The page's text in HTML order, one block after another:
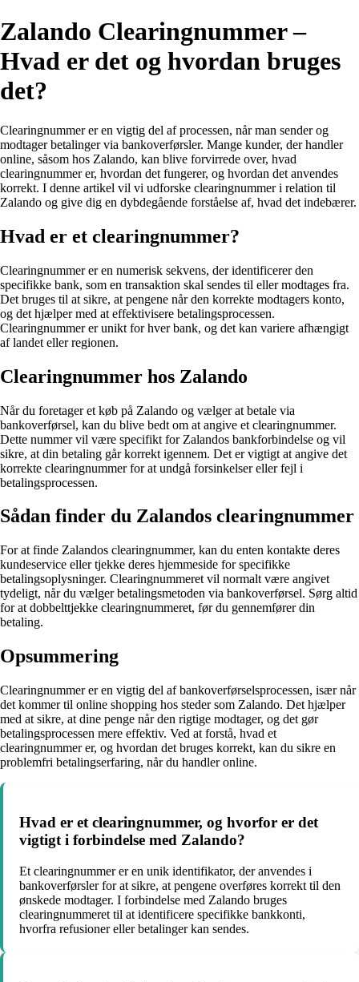
Zalando Clearingnummer –
Hvad er det og hvordan bruges
det?
Clearingnummer er en vigtig del af processen, når man sender og
modtager betalinger via bankoverførsler. Mange kunder, der handler
online, såsom hos Zalando, kan blive forvirrede over, hvad
clearingnummer er, hvordan det fungerer, og hvordan det anvendes
korrekt. I denne artikel vil vi udforske clearingnummer i relation til
Zalando og give dig en dybdegående forståelse af, hvad det indebærer.
Hvad er et clearingnummer?
Clearingnummer er en numerisk sekvens, der identificerer den
specifikke bank, som en transaktion skal sendes til eller modtages fra.
Det bruges til at sikre, at pengene når den korrekte modtagers konto,
og det hjælper med at effektivisere betalingsprocessen.
Clearingnummer er unikt for hver bank, og det kan variere afhængigt
af landet eller regionen.
Clearingnummer hos Zalando
Når du foretager et køb på Zalando og vælger at betale via
bankoverførsel, kan du blive bedt om at angive et clearingnummer.
Dette nummer vil være specifikt for Zalandos bankforbindelse og vil
sikre, at din betaling går korrekt igennem. Det er vigtigt at angive det
korrekte clearingnummer for at undgå forsinkelser eller fejl i
betalingsprocessen.
Sådan finder du Zalandos clearingnummer
For at finde Zalandos clearingnummer, kan du enten kontakte deres
kundeservice eller tjekke deres hjemmeside for specifikke
betalingsoplysninger. Clearingnummeret vil normalt være angivet
tydeligt, når du vælger betalingsmetoden via bankoverførsel. Sørg altid
for at dobbelttjekke clearingnummeret, før du gennemfører din
betaling.
Opsummering
Clearingnummer er en vigtig del af bankoverførselsprocessen, især når
det kommer til online shopping hos steder som Zalando. Det hjælper
med at sikre, at dine penge når den rigtige modtager, og det gør
betalingsprocessen mere effektiv. Ved at forstå, hvad et
clearingnummer er, og hvordan det bruges korrekt, kan du sikre en
problemfri betalingserfaring, når du handler online.
Hvad er et clearingnummer, og hvorfor er det
vigtigt i forbindelse med Zalando?
Et clearingnummer er en unik identifikator, der anvendes i
bankoverførsler for at sikre, at pengene overføres korrekt til den
ønskede modtager. I forbindelse med Zalando bruges
clearingnummeret til at identificere specifikke bankkonti,
hvorfra refusioner eller betalinger kan sendes.